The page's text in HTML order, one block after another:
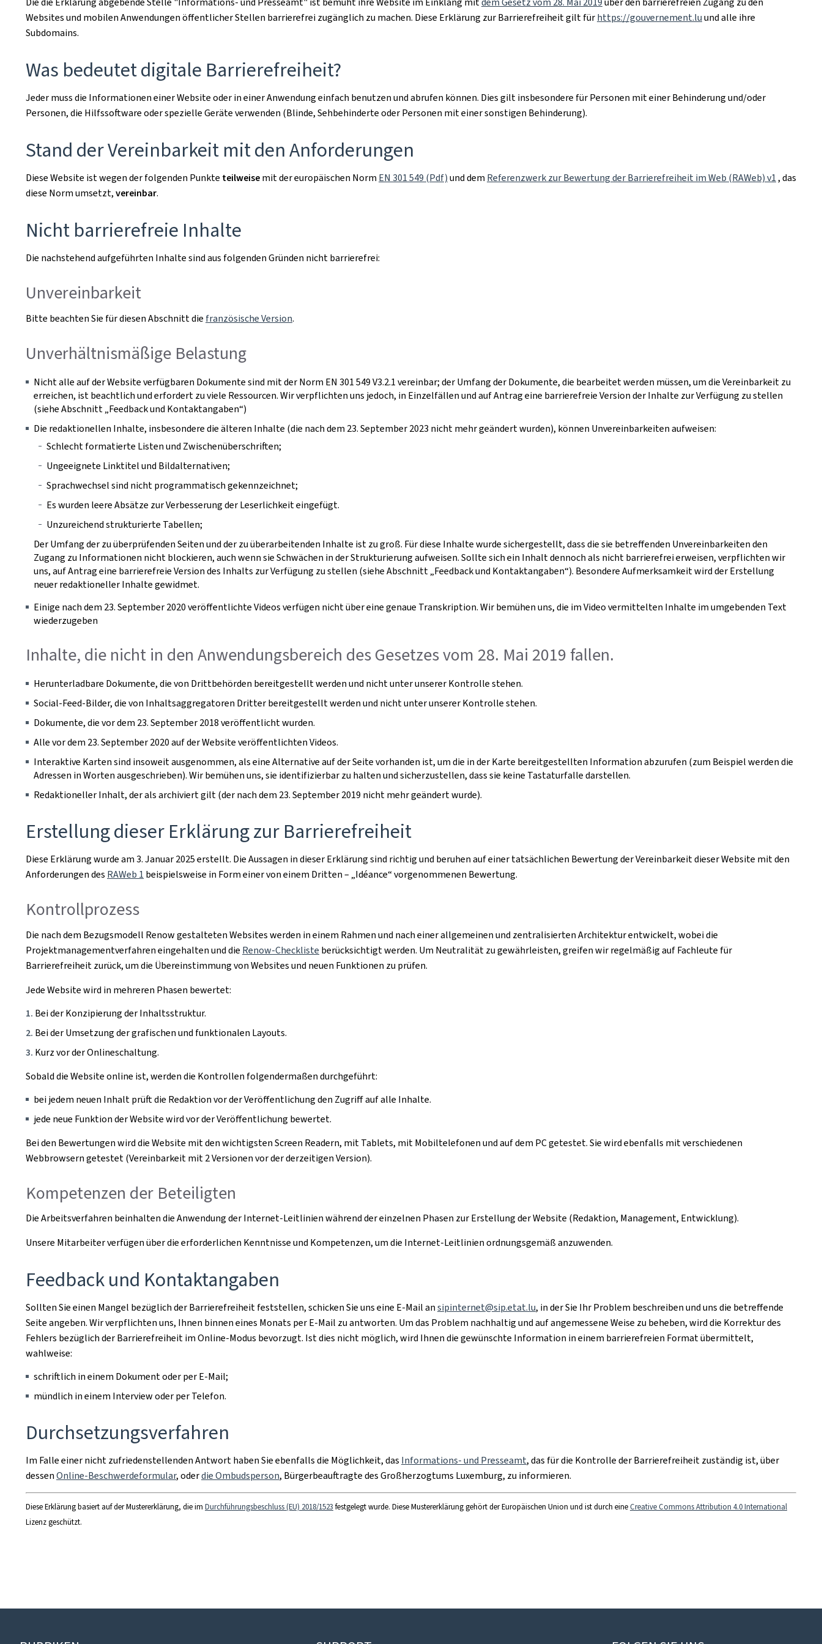
Websites und mobilen Anwendungen öffentlicher Stellen barrierefrei zugänglich zu machen. Diese Erklärung zur Barrierefreiheit gilt fürhttps://gouvernement.luund alle ihre
Subdomains.
Was bedeutet digitale Barrierefreiheit?
Jeder muss die Informationen einer Website oder in einer Anwendung einfach benutzen und abrufen können. Dies gilt insbesondere für Personen mit einer Behinderung und/oder
Personen, die Hilfssoftware oder spezielle Geräte verwenden (Blinde, Sehbehinderte oder Personen mit einer sonstigen Behinderung).
Stand der Vereinbarkeit mit den Anforderungen
Diese Website ist wegen der folgenden Punkte teilweisemit der europäischen Norm EN 301 549 (Pdf)und dem Referenzwerk zur Bewertung der Barrierefreiheit im Web (RAWeb) v1, das
diese Norm umsetzt,vereinbar.
Nicht barrierefreie Inhalte
Die nachstehend aufgeführten Inhalte sind aus folgenden Gründen nicht barrierefrei:
Unvereinbarkeit
Bitte beachten Sie für diesen Abschnitt die französische Version.
Unverhältnismäßige Belastung
Nicht alle auf der Website verfügbaren Dokumente sind mit der Norm EN 301 549 V3.2.1 vereinbar; der Umfang der Dokumente, die bearbeitet werden müssen, um die Vereinbarkeit zu
erreichen, ist beachtlich und erfordert zu viele Ressourcen. Wir verpflichten uns jedoch, in Einzelfällen und auf Antrag eine barrierefreie Version der Inhalte zur Verfügung zu stellen
(siehe Abschnitt „Feedback und Kontaktangaben“)
Die redaktionellen Inhalte, insbesondere die älteren Inhalte (die nach dem 23. September 2023 nicht mehr geändert wurden), können Unvereinbarkeiten aufweisen:
Schlecht formatierte Listen und Zwischenüberschriften;
Ungeeignete Linktitel und Bildalternativen;
Sprachwechsel sind nicht programmatisch gekennzeichnet;
Es wurden leere Absätze zur Verbesserung der Leserlichkeit eingefügt.
Unzureichend strukturierte Tabellen;
Der Umfang der zu überprüfenden Seiten und der zu überarbeitenden Inhalte ist zu groß. Für diese Inhalte wurde sichergestellt, dass die sie betreffenden Unvereinbarkeiten den
Zugang zu Informationen nicht blockieren, auch wenn sie Schwächen in der Strukturierung aufweisen. Sollte sich ein Inhalt dennoch als nicht barrierefrei erweisen, verpflichten wir
uns, auf Antrag eine barrierefreie Version des Inhalts zur Verfügung zu stellen (siehe Abschnitt „Feedback und Kontaktangaben“). Besondere Aufmerksamkeit wird der Erstellung
neuer redaktioneller Inhalte gewidmet.
Einige nach dem 23. September 2020 veröffentlichte Videos verfügen nicht über eine genaue Transkription. Wir bemühen uns, die im Video vermittelten Inhalte im umgebenden Text
wiederzugeben
Inhalte, die nicht in den Anwendungsbereich des Gesetzes vom 28. Mai 2019 fallen.
Herunterladbare Dokumente, die von Drittbehörden bereitgestellt werden und nicht unter unserer Kontrolle stehen.
Social-Feed-Bilder, die von Inhaltsaggregatoren Dritter bereitgestellt werden und nicht unter unserer Kontrolle stehen.
Dokumente, die vor dem 23. September 2018 veröffentlicht wurden.
Alle vor dem 23. September 2020 auf der Website veröffentlichten Videos.
Interaktive Karten sind insoweit ausgenommen, als eine Alternative auf der Seite vorhanden ist, um die in der Karte bereitgestellten Information abzurufen (zum Beispiel werden die
Adressen in Worten ausgeschrieben). Wir bemühen uns, sie identifizierbar zu halten und sicherzustellen, dass sie keine Tastaturfalle darstellen.
Redaktioneller Inhalt, der als archiviert gilt (der nach dem 23. September 2019 nicht mehr geändert wurde).
Erstellung dieser Erklärung zur Barrierefreiheit
Diese Erklärung wurde am3. Januar 2025erstellt. Die Aussagen in dieser Erklärung sind richtig und beruhen auf einer tatsächlichen Bewertung der Vereinbarkeit dieser Website mit den
Anforderungen des RAWeb 1 beispielsweise in Form einer von einem Dritten – „Idéance“ vorgenommenen Bewertung.
Kontrollprozess
Die nach dem Bezugsmodell Renow gestalteten Websites werden in einem Rahmen und nach einer allgemeinen und zentralisierten Architektur entwickelt, wobei die
Projektmanagementverfahren eingehalten und die Renow-Checkliste berücksichtigt werden. Um Neutralität zu gewährleisten, greifen wir regelmäßig auf Fachleute für
Barrierefreiheit zurück, um die Übereinstimmung von Websites und neuen Funktionen zu prüfen.
Jede Website wird in mehreren Phasen bewertet:
Bei der Konzipierung der Inhaltsstruktur.
Bei der Umsetzung der grafischen und funktionalen Layouts.
Kurz vor der Onlineschaltung.
Sobald die Website online ist, werden die Kontrollen folgendermaßen durchgeführt:
bei jedem neuen Inhalt prüft die Redaktion vor der Veröffentlichung den Zugriff auf alle Inhalte.
jede neue Funktion der Website wird vor der Veröffentlichung bewertet.
Bei den Bewertungen wird die Website mit den wichtigsten Screen Readern, mit Tablets, mit Mobiltelefonen und auf dem PC getestet. Sie wird ebenfalls mit verschiedenen
Webbrowsern getestet (Vereinbarkeit mit 2 Versionen vor der derzeitigen Version).
Kompetenzen der Beteiligten
Die Arbeitsverfahren beinhalten die Anwendung der Internet-Leitlinien während der einzelnen Phasen zur Erstellung der Website (Redaktion, Management, Entwicklung).
Unsere Mitarbeiter verfügen über die erforderlichen Kenntnisse und Kompetenzen, um die Internet-Leitlinien ordnungsgemäß anzuwenden.
Feedback und Kontaktangaben
Sollten Sie einen Mangel bezüglich der Barrierefreiheit feststellen, schicken Sie uns eine E-Mail ansipinternet@sip.etat.lu, in der Sie Ihr Problem beschreiben und uns die betreffende
Seite angeben. Wir verpflichten uns, Ihnen binnen eines Monats per E-Mail zu antworten. Um das Problem nachhaltig und auf angemessene Weise zu beheben, wird die Korrektur des
Fehlers bezüglich der Barrierefreiheit im Online-Modus bevorzugt. Ist dies nicht möglich, wird Ihnen die gewünschte Information in einem barrierefreien Format übermittelt,
wahlweise:
schriftlich in einem Dokument oder per E-Mail;
mündlich in einem Interview oder per Telefon.
Durchsetzungsverfahren
Im Falle einer nicht zufriedenstellenden Antwort haben Sie ebenfalls die Möglichkeit, das Informations- und Presseamt, das für die Kontrolle der Barrierefreiheit zuständig ist, über
dessenOnline-Beschwerdeformular, oderdie Ombudsperson, Bürgerbeauftragte des Großherzogtums Luxemburg, zu informieren.
Diese Erklärung basiert auf der Mustererklärung, die im Durchführungsbeschluss (EU) 2018/1523 festgelegt wurde. Diese Mustererklärung gehört der Europäischen Union und ist durch eineCreative Commons Attribution 4.0 International
Lizenz geschützt.